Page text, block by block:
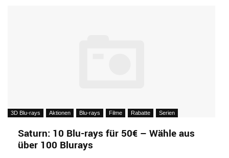
3D Blu-rays Aktionen Blu-rays Filme Rabatte Serien
Saturn: 10 Blu-rays für 50€ – Wähle aus
über 100 Blurays